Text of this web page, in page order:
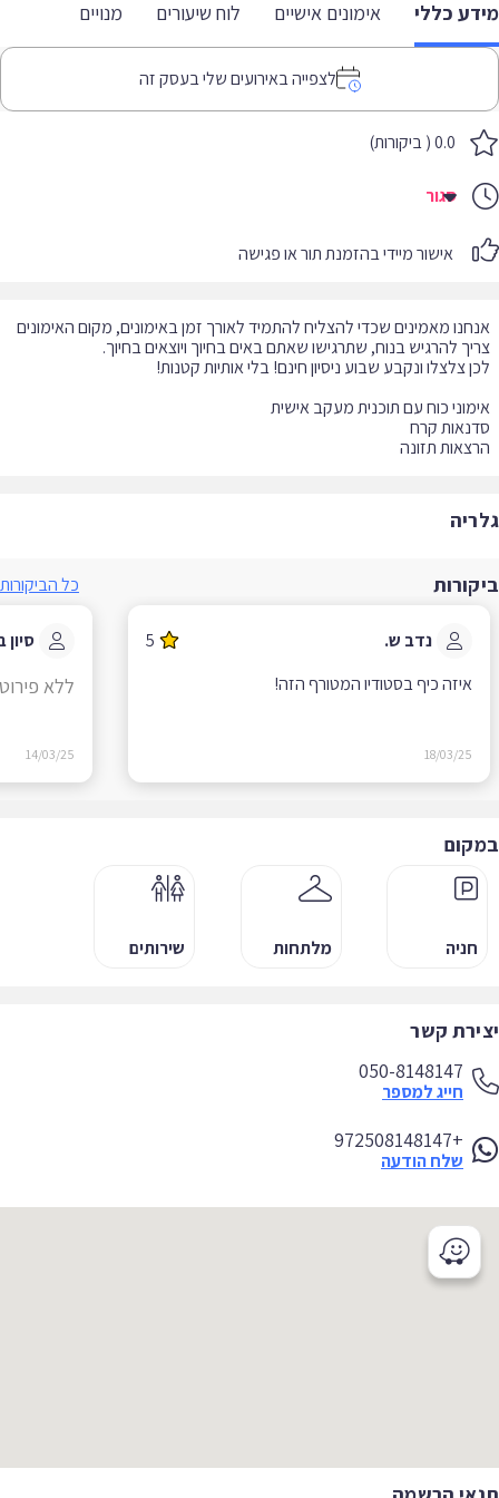
כללי אימונים אישיים לוח שיעורים מנויים
לצפייה באירועים שלי בעסק זה
0.0 ( ביקורות)
סגור
אישור מיידי בהזמנת תור או פגישה
מאמינים שכדי להצליח להתמיד לאורך זמן באימונים, מקום האימונים
תזונה
כל הביקורות
נדב ש.
5
איזה כיף בסטודיו המטורף הזה!
18/03/25
סיון ב.
ללא פירוט
14/03/25
חניה מלתחות שירותים
קשר
050-8148147
חייג למספר
+972508148147
שלח הודעה